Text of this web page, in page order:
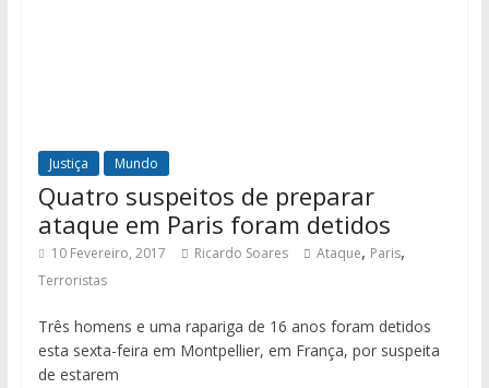
Justiça Mundo
Quatro suspeitos de preparar
ataque em Paris foram detidos
10 Fevereiro, 2017 Ricardo Soares Ataque, Paris,
Terroristas
Três homens e uma rapariga de 16 anos foram detidos
esta sexta-feira em Montpellier, em França, por suspeita
de estarem